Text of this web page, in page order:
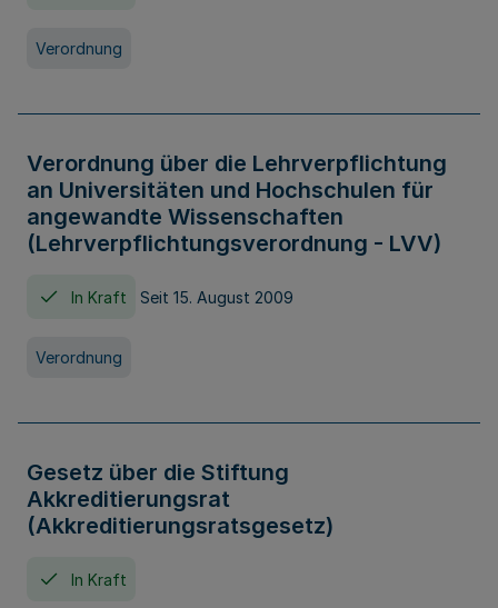
Verordnung
Verordnung über die Lehrverpflichtung
an Universitäten und Hochschulen für
angewandte Wissenschaften
(Lehrverpflichtungsverordnung - LVV)
In Kraft Seit 15. August 2009
Verordnung
Gesetz über die Stiftung
Akkreditierungsrat
(Akkreditierungsratsgesetz)
In Kraft